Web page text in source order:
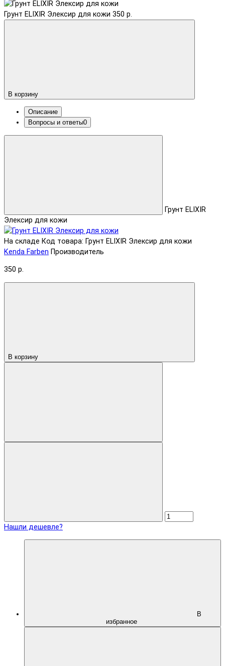
Грунт ELIXIR Элексир для кожи 350 р.
В корзину
Описание
Вопросы и ответы0
Грунт ELIXIR
Элексир для кожи
На складе Код товара: Грунт ELIXIR Элексир для кожи
Kenda Farben Производитель
350 р.
В корзину
Нашли дешевле?
В
избранное